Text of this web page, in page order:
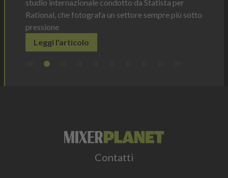
studio internazionale condotto da Statista per
Rational, che fotografa un settore sempre più sotto
pressione
Leggi l'articolo
Contatti